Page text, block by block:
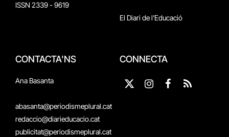
ISSN 2339 - 9619
El Diari de l'Educació
CONTACTA'NS
Ana Basanta
abasanta@periodismeplural.cat
redaccio@diarieducacio.cat
publicitat@periodismeplural.cat
CONNECTA
X
Instagram
Facebook
RSS